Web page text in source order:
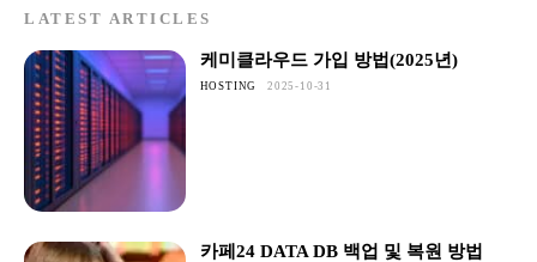
LATEST ARTICLES
케미클라우드 가입 방법(2025년)
HOSTING 2025-10-31
카페24 DATA DB 백업 및 복원 방법